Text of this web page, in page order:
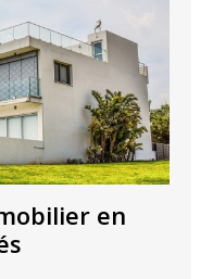
en